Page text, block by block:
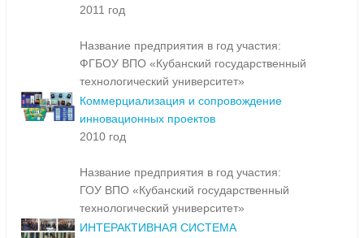
2011 год
Название предприятия в год участия:
ФГБОУ ВПО «Кубанский государственный
технологический университет»
Коммерциализация и сопровождение
инновационных проектов
2010 год
Название предприятия в год участия:
ГОУ ВПО «Кубанский государственный
технологический университет»
ИНТЕРАКТИВНАЯ СИСТЕМА